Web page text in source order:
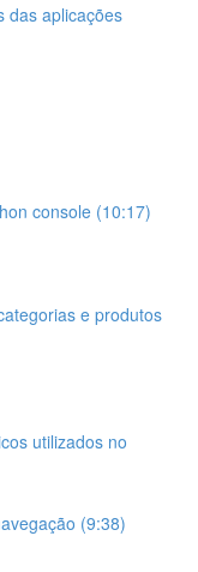
das aplicações
console (10:17)
e produtos
utilizados no
(9:38)